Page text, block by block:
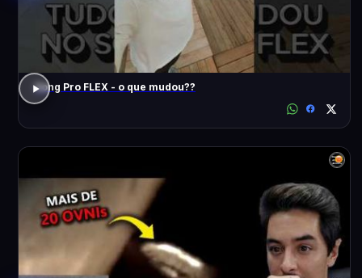
Song Pro FLEX - o que mudou??